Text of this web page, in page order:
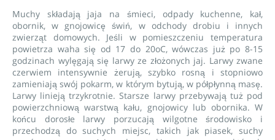
Muchy składają jaja na śmieci, odpady kuchenne, kał,
obornik, w gnojowicę świń, w odchody drobiu i innych
zwierząt domowych. Jeśli w pomieszczeniu temperatura
powietrza waha się od 17 do 20oC, wówczas już po 8-15
godzinach wylęgają się larwy ze złożonych jaj. Larwy zwane
czerwiem intensywnie żerują, szybko rosną i stopniowo
zamieniają swój pokarm, w którym bytują, w półpłynną masę.
Larwy linieją trzykrotnie. Starsze larwy przebywają tuż pod
powierzchniową warstwą kału, gnojowicy lub obornika. W
końcu dorosłe larwy porzucają wilgotne środowisko i
przechodzą do suchych miejsc, takich jak piasek, suchy